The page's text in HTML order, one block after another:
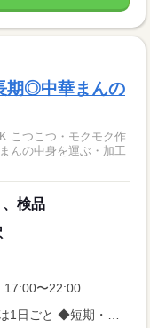
期◎中華まんの
こつこつ・モクモク作
んの中身を運ぶ・加工
検品
17:00〜22:00
＼ご希望の日がお休みに／ ◆シフトは1日ごと ◆短期・単発OK ◆期間限定（春・夏・冬休み） ◆平日のみ、土日のみOK もちろん自分に合った お仕事を選ぶことができます